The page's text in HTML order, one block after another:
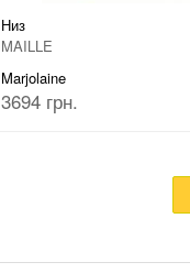
Низ
MAILLE
Marjolaine
3694 грн.